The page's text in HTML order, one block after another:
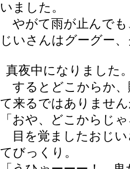
いました。
やがて雨が止んでも
じいさんはグーグー
真夜中になりました
するとどこからか、
て来るではありませ
「おや、どこからじ
目を覚ましたおじい
てびっくり。